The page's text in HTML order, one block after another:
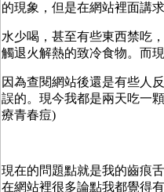
的現象，但是在網站裡面講
水少喝，甚至有些東西禁吃
觸退火解熱的致冷食物。而
因為查閱網站後還是有些人
誤的。現今我都是兩天吃一
療青春痘)
現在的問題點就是我的齒痕
在網站裡很多論點我都覺得